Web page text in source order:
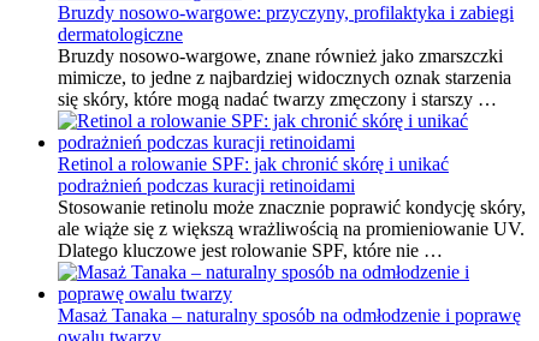
Bruzdy nosowo-wargowe: przyczyny, profilaktyka i zabiegi
dermatologiczne
Bruzdy nosowo-wargowe, znane również jako zmarszczki
mimicze, to jedne z najbardziej widocznych oznak starzenia
się skóry, które mogą nadać twarzy zmęczony i starszy …
Retinol a rolowanie SPF: jak chronić skórę i unikać
podrażnień podczas kuracji retinoidami
Stosowanie retinolu może znacznie poprawić kondycję skóry,
ale wiąże się z większą wrażliwością na promieniowanie UV.
Dlatego kluczowe jest rolowanie SPF, które nie …
Masaż Tanaka – naturalny sposób na odmłodzenie i poprawę
owalu twarzy